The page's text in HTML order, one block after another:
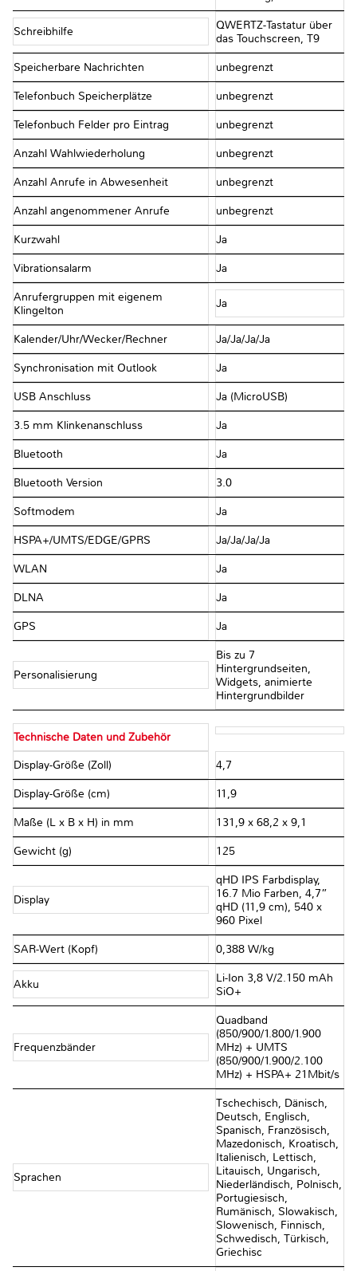
Schreibhilfe
QWERTZ-Tastatur über
das Touchscreen, T9
Speicherbare Nachrichten unbegrenzt
Telefonbuch Speicherplätze unbegrenzt
Telefonbuch Felder pro Eintrag unbegrenzt
Anzahl Wahlwiederholung unbegrenzt
Anzahl Anrufe in Abwesenheit unbegrenzt
Anzahl angenommener Anrufe unbegrenzt
Kurzwahl Ja
Vibrationsalarm Ja
Anrufergruppen mit eigenem
Klingelton
Ja
Kalender/Uhr/Wecker/Rechner Ja/Ja/Ja/Ja
Synchronisation mit Outlook Ja
USB Anschluss Ja (MicroUSB)
3.5 mm Klinkenanschluss Ja
Bluetooth Ja
Bluetooth Version 3.0
Softmodem Ja
HSPA+/UMTS/EDGE/GPRS Ja/Ja/Ja/Ja
WLAN Ja
DLNA Ja
GPS Ja
Personalisierung
Bis zu 7
Hintergrundseiten,
Widgets, animierte
Hintergrundbilder
Technische Daten und Zubehör
Display-Größe (Zoll) 4,7
Display-Größe (cm) 11,9
Maße (L x B x H) in mm 131,9 x 68,2 x 9,1
Gewicht (g) 125
Display
qHD IPS Farbdisplay,
16.7 Mio Farben, 4,7”
qHD (11,9 cm), 540 x
960 Pixel
SAR-Wert (Kopf) 0,388 W/kg
Akku
Li-Ion 3,8 V/2.150 mAh
SiO+
Frequenzbänder
Quadband
(850/900/1.800/1.900
MHz) + UMTS
(850/900/1.900/2.100
MHz) + HSPA+ 21Mbit/s
Sprachen
Tschechisch, Dänisch,
Deutsch, Englisch,
Spanisch, Französisch,
Mazedonisch, Kroatisch,
Italienisch, Lettisch,
Litauisch, Ungarisch,
Niederländisch, Polnisch,
Portugiesisch,
Rumänisch, Slowakisch,
Slowenisch, Finnisch,
Schwedisch, Türkisch,
Griechisc